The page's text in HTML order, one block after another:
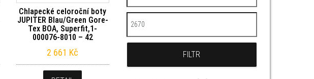
Chlapecké celoroční boty
JUPITER Blau/Green Gore-
Tex BOA, Superfit,1-
000076-8010 – 42
2 661 Kč
Maximální cena
FILTR